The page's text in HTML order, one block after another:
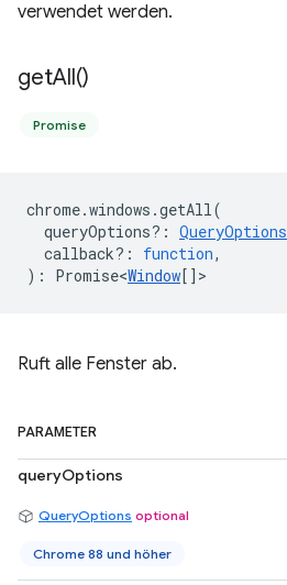
verwendet werden.
getAll()
Promise
chrome.windows .getAll(
queryOptions? : QueryOptions
callback? : function,
) : Promise<Window[] >
Ruft alle Fenster ab.
PARAMETER
queryOptions
QueryOptions optional
Chrome 88 und höher